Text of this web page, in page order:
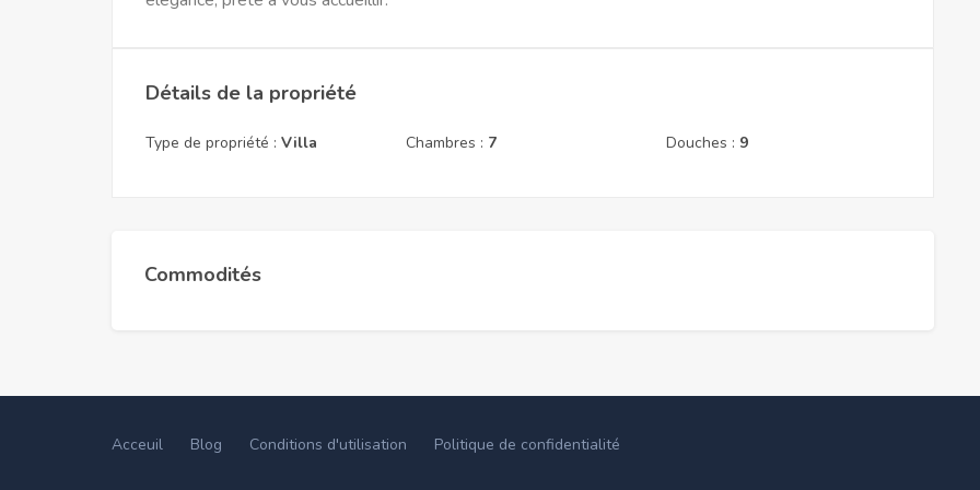
Détails de la propriété
Type de propriété : Villa Chambres : 7 Douches : 9
Commodités
Acceuil Blog Conditions d'utilisation Politique de confidentialité